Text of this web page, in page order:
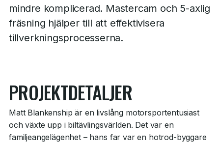
mindre komplicerad. Mastercam och 5-axlig
fräsning hjälper till att effektivisera
tillverkningsprocesserna.
PROJEKTDETALJER
Matt Blankenship är en livslång motorsportentusiast
och växte upp i biltävlingsvärlden. Det var en
familjeangelägenhet – hans far var en hotrod-byggare